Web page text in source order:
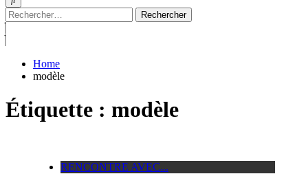
Rechercher :
Home
modèle
Étiquette : modèle
RENCONTRE AVEC...